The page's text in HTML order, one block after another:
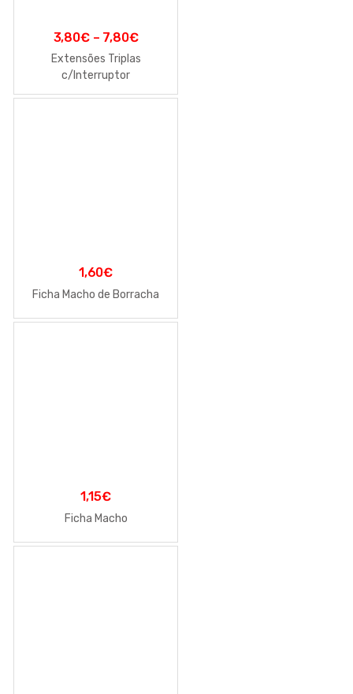
3,80€– 7,80€
Extensões Triplas
c/Interruptor
1,60€
Ficha Macho de Borracha
1,15€
Ficha Macho